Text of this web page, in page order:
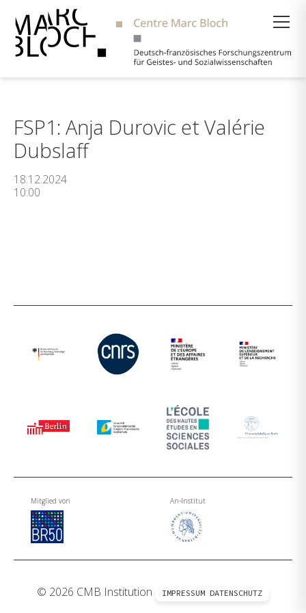
FSP1: Anja Durovic et Valérie
Dubslaff
18.12.2024
10:00
Mitglied von An-Institut
© 2026 CMB Institution IMPRESSUM DATENSCHUTZ